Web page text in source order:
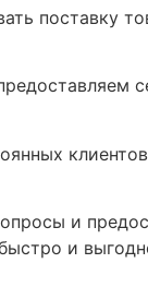
поставку
и
и